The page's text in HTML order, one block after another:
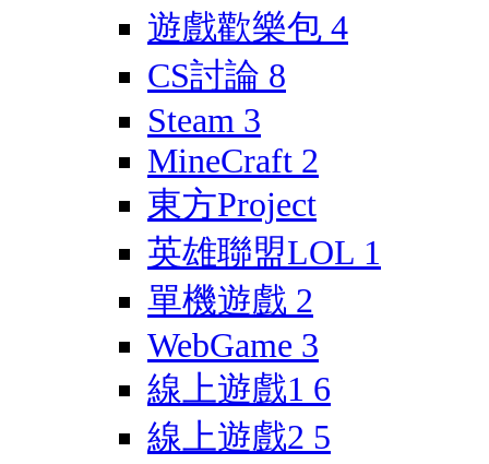
遊戲歡樂包 4
CS討論 8
Steam 3
MineCraft 2
東方Project
英雄聯盟LOL 1
單機遊戲 2
WebGame 3
線上遊戲1 6
線上遊戲2 5